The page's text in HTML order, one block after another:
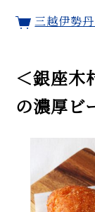
三越伊勢
＜銀座木
の濃厚ビ